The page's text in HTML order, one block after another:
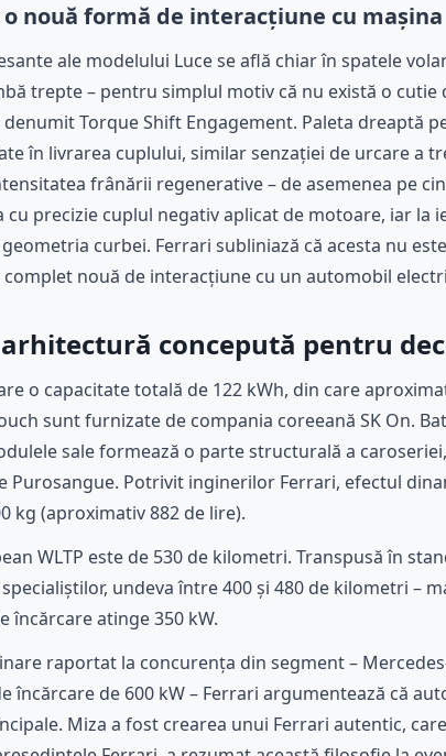
nouă formă de interacțiune cu mașina
ale modelului Luce se află chiar în spatele
trepte – pentru simplul motiv că nu există o cutie
Torque Shift Engagement. Paleta dreaptă
în livrarea cuplului, similar senzației de urcare a
frânării regenerative – de asemenea pe
precizie cuplul negativ aplicat de motoare, iar la
curbei. Ferrari subliniază că acesta nu
complet nouă de interacțiune cu un automobil
concepută pentru
o capacitate totală de 122 kWh, din care
sunt furnizate de compania coreeană SK On.
sale formează o parte structurală a
Purosangue. Potrivit inginerilor Ferrari, efectul
kg (aproximativ 882 de lire).
WLTP este de 530 de kilometri. Transpusă în
undeva între 400 și 480 de kilometri –
încărcare atinge 350 kW.
raportat la concurența din segment –
încărcare de 600 kW – Ferrari argumentează că
Miza a fost crearea unui Ferrari autentic,